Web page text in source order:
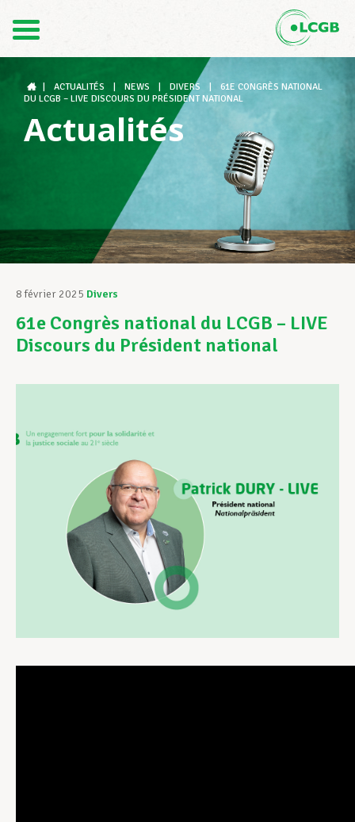
DE
Le LCGB
Structures syndicales
Assistance au Travail
Vos droits
Développement professionnel
Devenir Membre
Actualités
ACTUALITÉS NEWS DIVERS
61E CONGRÈS NATIONAL
DU LCGB – LIVE DISCOURS DU PRÉSIDENT NATIONAL
Actualités
8 février 2025 Divers
61e Congrès national du LCGB – LIVE
Discours du Président national